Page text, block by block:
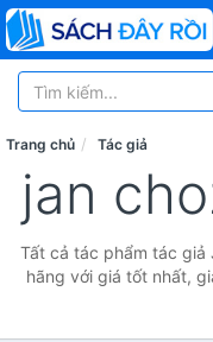
Trang chủ Tác giả
jan
Tất cả tác phẩm tác giả
hãng với giá tốt nhất,